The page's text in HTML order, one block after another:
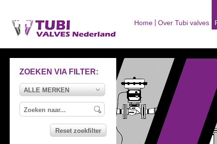
Home Over Tubi valves
ZOEKEN VIA FILTER:
ALLE MERKEN
Reset zoekfilter